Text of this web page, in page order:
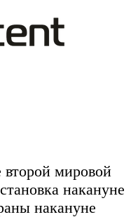
мировой
накануне
накануне